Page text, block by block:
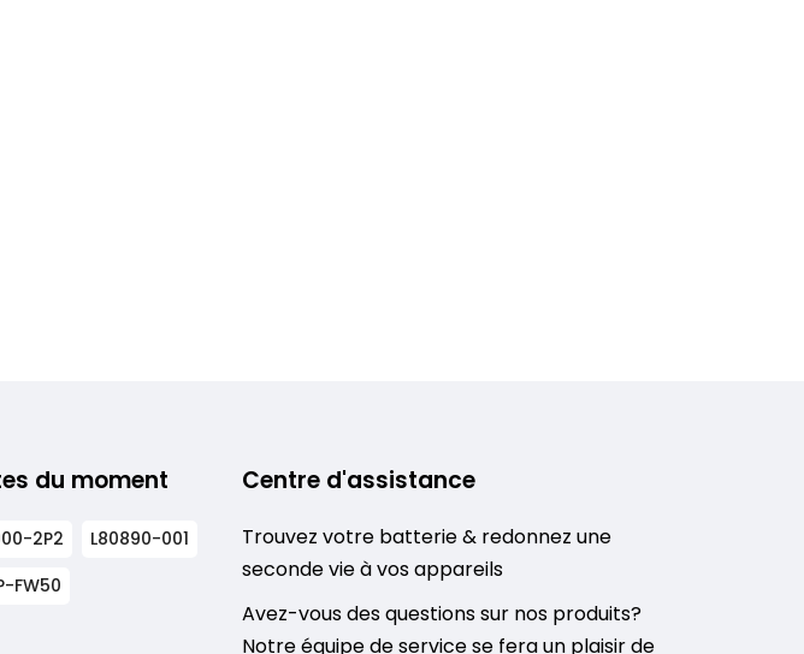
du moment
2P2
L80890-001
FW50
Centre d'assistance
Trouvez votre batterie & redonnez une
seconde vie à vos appareils
Avez-vous des questions sur nos produits?
Notre équipe de service se fera un plaisir de